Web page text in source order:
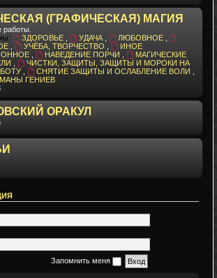
(ГРАФИЧЕСКАЯ) МАГИЯ
работы.
ЗДОРОВЬЕ УДАЧА ЛЮБОВНОЕ
УЧЁБА, ТВОРЧЕСТВО
ИНОЕ
НАВЕДЕНИЕ ПОРЧИ
МАГИЧЕСКИЕ
ЧИСТКИ, ЗАЩИТЫ, ЗАЩИТЫ И МОРОКИ НА
СНЯТИЕ ЗАЩИТЫ И ОСЛАБЛЕНИЕ ВОЛИ
ГЕНИЕВ
ОРАКУЛ
Запомнить меня